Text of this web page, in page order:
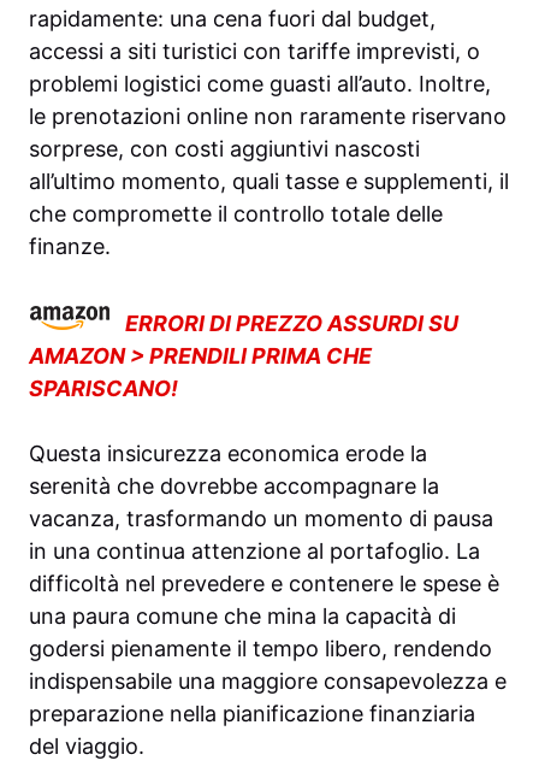
rapidamente: una cena fuori dal budget,
accessi a siti turistici con tariffe imprevisti, o
problemi logistici come guasti all’auto. Inoltre,
le prenotazioni online non raramente riservano
sorprese, con costi aggiuntivi nascosti
all’ultimo momento, quali tasse e supplementi, il
che compromette il controllo totale delle
finanze.
ERRORI DI PREZZO ASSURDI SU
AMAZON > PRENDILI PRIMA CHE
SPARISCANO!
Questa insicurezza economica erode la
serenità che dovrebbe accompagnare la
vacanza, trasformando un momento di pausa
in una continua attenzione al portafoglio. La
difficoltà nel prevedere e contenere le spese è
una paura comune che mina la capacità di
godersi pienamente il tempo libero, rendendo
indispensabile una maggiore consapevolezza e
preparazione nella pianificazione finanziaria
del viaggio.